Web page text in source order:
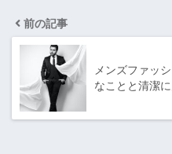
前の記事
メンズファッ
なことと清潔